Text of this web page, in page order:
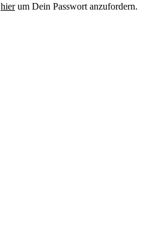
hierum Dein Passwort anzufordern.